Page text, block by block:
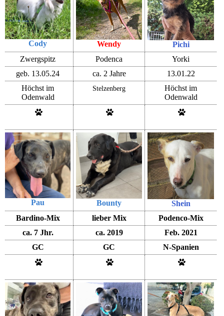
Cody Wendy
Pichi
Zwergspitz
Podenca
Yorki
geb. 13.05.24
ca. 2 Jahre
13.01.22
Höchst im
Odenwald
Stelzenberg
Höchst im
Odenwald
Pau Bounty
Shein
Bardino-Mix
lieber Mix
Podenco-Mix
ca. 7 Jhr.
ca. 2019
Feb. 2021
GC
GC N-Spanien